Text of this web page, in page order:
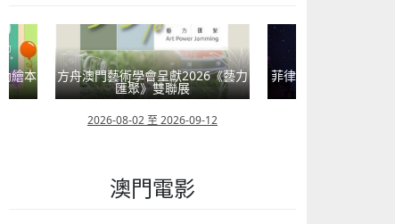
繪本 方舟澳門藝術學會呈獻2026《藝力
匯聚》雙聯展
2026-08-02 至 2026-09-12
菲律賓亮點文創活動
澳門電影